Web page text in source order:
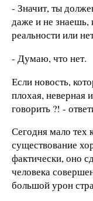
- Значит, ты
даже и не знаешь,
реальности или
- Думаю, что нет.
Если новость,
плохая, неверная
говорить ?! -
Сегодня мало тех
существование
фактически, оно
человека
большой урон